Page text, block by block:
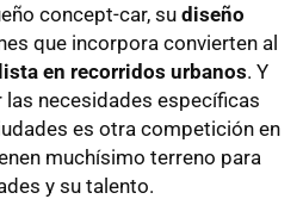
concept-car, su diseño
que incorpora convierten al
en recorridos urbanos. Y
necesidades específicas
es otra competición en
muchísimo terreno para
y su talento.